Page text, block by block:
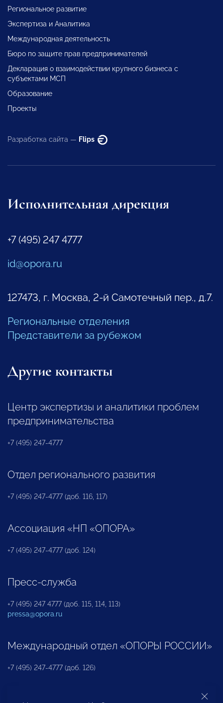
Региональное развитие
Экспертиза и Аналитика
Международная деятельность
Бюро по защите прав предпринимателей
Декларация о взаимодействии крупного бизнеса с
субъектами МСП
Образование
Проекты
Разработка сайта — Flips
Исполнительная дирекция
+7 (495) 247 4777
id@opora.ru
127473, г. Москва, 2-й Самотечный пер., д.7.
Региональные отделения
Представители за рубежом
Другие контакты
Центр экспертизы и аналитики проблем
предпринимательства
+7 (495) 247-4777
Отдел регионального развития
+7 (495) 247-4777 (доб. 116, 117)
Ассоциация «НП «ОПОРА»
+7 (495) 247-4777 (доб. 124)
Пресс-служба
+7 (495) 247 4777 (доб. 115, 114, 113)
pressa@opora.ru
Международный отдел «ОПОРЫ РОССИИ»
+7 (495) 247-4777 (доб. 126)
Бюро по защите прав предпринимателей и